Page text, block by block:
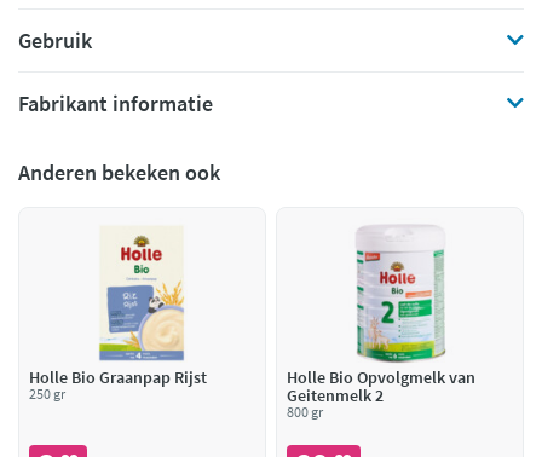
Gebruik
Fabrikant informatie
Anderen bekeken ook
Holle Bio Graanpap Rijst
250 gr
Holle Bio Opvolgmelk van
Geitenmelk 2
800 gr